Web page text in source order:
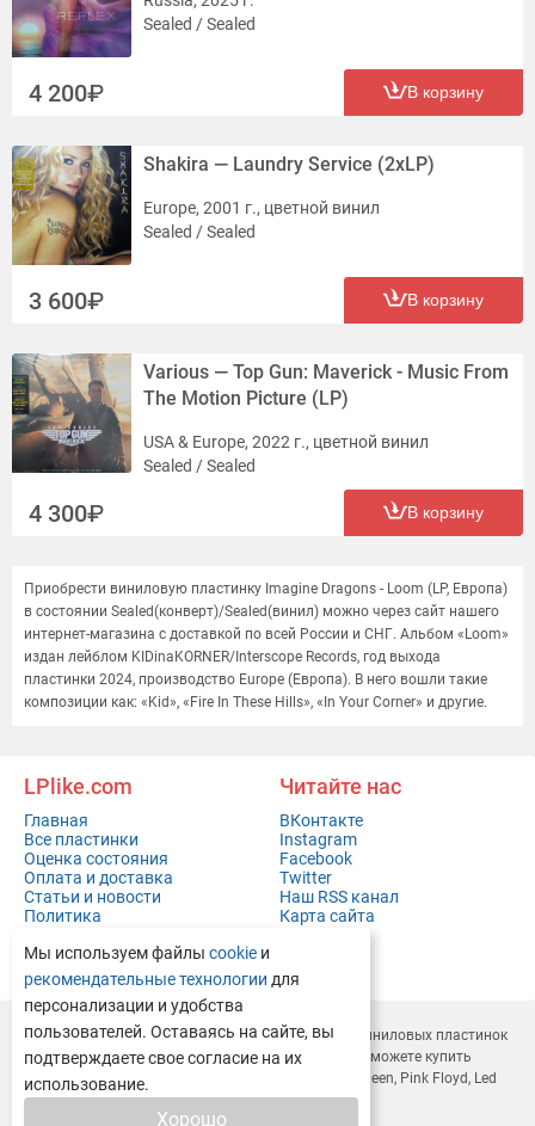
Sealed / Sealed
4 200 В корзину
Shakira — Laundry Service (2xLP)
Europe, 2001 г., цветной винил
Sealed / Sealed
3 600 В корзину
Various — Top Gun: Maverick - Music From
The Motion Picture (LP)
USA & Europe, 2022 г., цветной винил
Sealed / Sealed
4 300 В корзину
Приобрести виниловую пластинку Imagine Dragons - Loom (LP, Европа)
в состоянии Sealed(конверт)/Sealed(винил) можно через сайт нашего
интернет-магазина с доставкой по всей России и СНГ. Альбом «Loom»
издан лейблом KIDinaKORNER/Interscope Records, год выхода
пластинки 2024, производство Europe (Европа). В него вошли такие
композиции как: «Kid», «Fire In These Hills», «In Your Corner» и другие.
LPlike.com
Главная
Все пластинки
Оценка состояния
Оплата и доставка
Статьи и новости
Политика
Контакты
Полная версия сайта
Читайте нас
ВКонтакте
Instagram
Facebook
Twitter
Наш RSS канал
Карта сайта
LPlike.com — это современныйинтернет-магазин виниловых пластинок
с доставкой по всей России и СНГ. У нас вы легко сможете купить
виниловые пластинки
Depeche Mode, Rammstein, Queen, Pink Floyd, Led
Zeppelin, Deep Purple и многие другие.
Мы используем файлы cookie и
рекомендательные технологии для
персонализации и удобства
пользователей. Оставаясь на сайте, вы
подтверждаете свое согласие на их
использование.
Хорошо